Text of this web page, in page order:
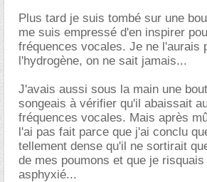
Plus tard je suis tombé sur une
me suis empressé d'en inspirer
fréquences vocales. Je ne l'aurais
l'hydrogène, on ne sait jamais...
J'avais aussi sous la main une
songeais à vérifier qu'il abaissait
fréquences vocales. Mais après
l'ai pas fait parce que j'ai conclu
tellement dense qu'il ne sortirait
de mes poumons et que je
asphyxié...